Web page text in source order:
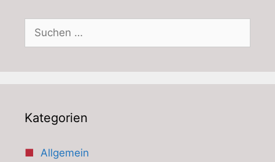
nach:
Kategorien
Allgemein